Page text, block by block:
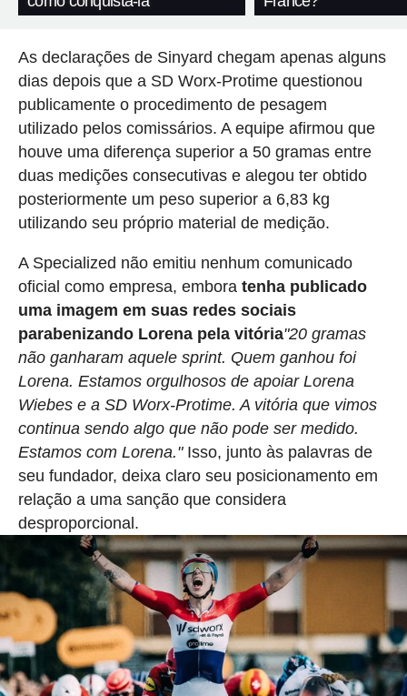
As declarações de Sinyard chegam apenas alguns
dias depois que a SD Worx-Protime questionou
publicamente o procedimento de pesagem
utilizado pelos comissários. A equipe afirmou que
houve uma diferença superior a 50 gramas entre
duas medições consecutivas e alegou ter obtido
posteriormente um peso superior a 6,83 kg
utilizando seu próprio material de medição.
A Specialized não emitiu nenhum comunicado
oficial como empresa, embora tenha publicado
uma imagem em suas redes sociais
parabenizando Lorena pela vitória"20 gramas
não ganharam aquele sprint. Quem ganhou foi
Lorena.⁠ Estamos orgulhosos de apoiar Lorena
Wiebes e a SD Worx-Protime.⁠ A vitória que vimos
continua sendo algo que não pode ser medido.⁠
Estamos com Lorena.⁠"Isso, junto às palavras de
seu fundador, deixa claro seu posicionamento em
relação a uma sanção que considera
desproporcional.